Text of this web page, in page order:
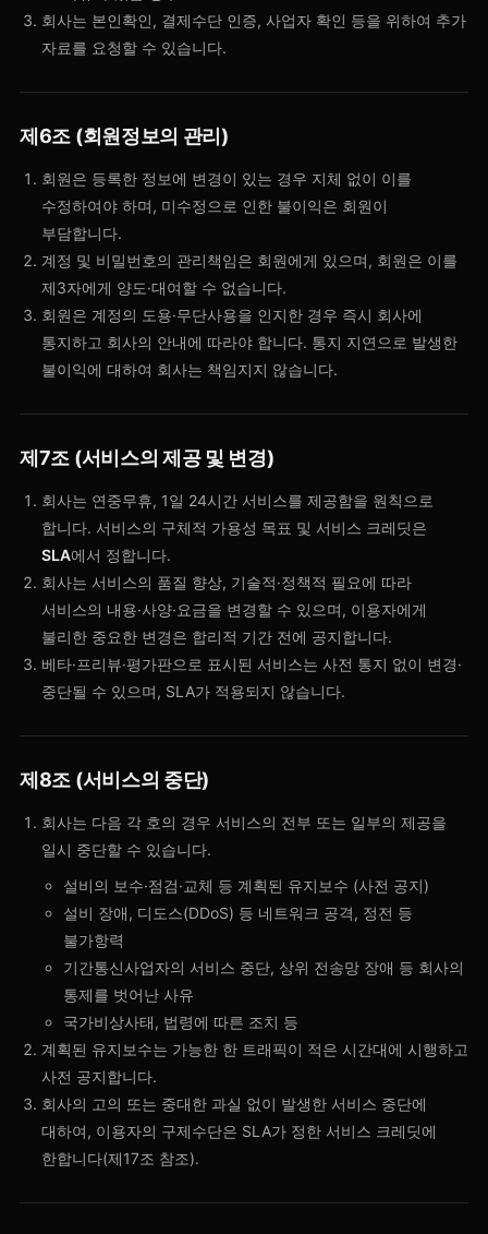
회사는 본인확인, 결제수단 인증, 사업자 확인 등을 위하여 추가
자료를 요청할 수 있습니다.
제6조 (회원정보의 관리)
회원은 등록한 정보에 변경이 있는 경우 지체 없이 이를
수정하여야 하며, 미수정으로 인한 불이익은 회원이
부담합니다.
계정 및 비밀번호의 관리책임은 회원에게 있으며, 회원은 이를
제3자에게 양도·대여할 수 없습니다.
회원은 계정의 도용·무단사용을 인지한 경우 즉시 회사에
통지하고 회사의 안내에 따라야 합니다. 통지 지연으로 발생한
불이익에 대하여 회사는 책임지지 않습니다.
제7조 (서비스의 제공 및 변경)
회사는 연중무휴, 1일 24시간 서비스를 제공함을 원칙으로
합니다. 서비스의 구체적 가용성 목표 및 서비스 크레딧은
SLA에서 정합니다.
회사는 서비스의 품질 향상, 기술적·정책적 필요에 따라
서비스의 내용·사양·요금을 변경할 수 있으며, 이용자에게
불리한 중요한 변경은 합리적 기간 전에 공지합니다.
베타·프리뷰·평가판으로 표시된 서비스는 사전 통지 없이 변경·
중단될 수 있으며, SLA가 적용되지 않습니다.
제8조 (서비스의 중단)
회사는 다음 각 호의 경우 서비스의 전부 또는 일부의 제공을
일시 중단할 수 있습니다.
설비의 보수·점검·교체 등 계획된 유지보수 (사전 공지)
설비 장애, 디도스(DDoS) 등 네트워크 공격, 정전 등
불가항력
기간통신사업자의 서비스 중단, 상위 전송망 장애 등 회사의
통제를 벗어난 사유
국가비상사태, 법령에 따른 조치 등
계획된 유지보수는 가능한 한 트래픽이 적은 시간대에 시행하고
사전 공지합니다.
회사의 고의 또는 중대한 과실 없이 발생한 서비스 중단에
대하여, 이용자의 구제수단은 SLA가 정한 서비스 크레딧에
한합니다(제17조 참조).